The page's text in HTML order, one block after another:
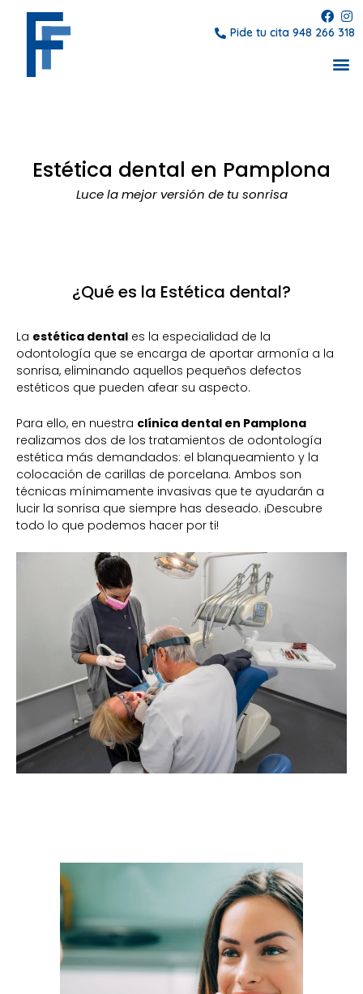
Pide tu cita 948 266 318
Estética dental en Pamplona
Luce la mejor versión de tu sonrisa
¿Qué es la Estética dental?
La estética dental es la especialidad de la
odontología que se encarga de aportar armonía a la
sonrisa, eliminando aquellos pequeños defectos
estéticos que pueden afear su aspecto.
Para ello, en nuestra clínica dental en Pamplona
realizamos dos de los tratamientos de odontología
estética más demandados: el blanqueamiento y la
colocación de carillas de porcelana. Ambos son
técnicas mínimamente invasivas que te ayudarán a
lucir la sonrisa que siempre has deseado. ¡Descubre
todo lo que podemos hacer por ti!